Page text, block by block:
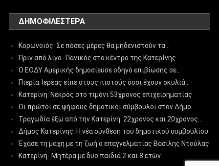
ΔΗΜΟΦΙΛΈΣΤΕΡΑ
Κορωνοϊός: Σε πόσες μέρες θα μηδενιστούν τα…
Πριν από λίγο- Πανικός στο κέντρο της Κατερίνης…
Ο ΕΟΔΥ Αμερικής δημοσίευσε οδηγό επιβίωσης σε…
Πιερία: Ιερέας είπε στους πιστούς όσοι έχουν σκυλιά…
Κατερίνη: Νεκρός στο τιμόνι 53χρονος επιχειρηματίας
Οι πρώτοι σε ψήφους δημοτικοί σύμβουλοι στον Δήμο…
Τραγωδία έξω από την Κατερίνη: 22χρονος και 20χρονος…
Δήμος Κατερίνης: Η νέα σύνθεση του δημοτικού συμβουλίου
Έχασε τη μάχη με τη ζωή ο επαγγελματίας Βασίλης Ντούλας
Κατερίνη- Μητέρα με δυο παιδιά 2 και 8 ετών…